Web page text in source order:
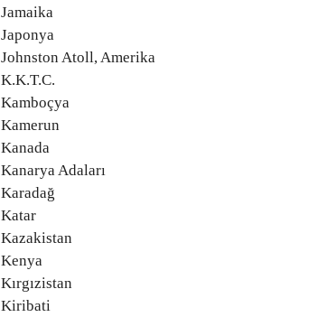
Jamaika
Japonya
Johnston Atoll, Amerika
K.K.T.C.
Kamboçya
Kamerun
Kanada
Kanarya Adaları
Karadağ
Katar
Kazakistan
Kenya
Kırgızistan
Kiribati